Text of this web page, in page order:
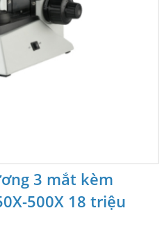
3 mắt kèm
500X 18 triệu